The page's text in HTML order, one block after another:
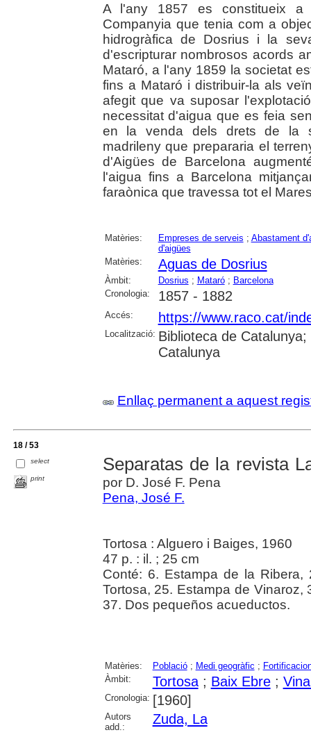
A l'any 1857 es constitueix a
Companyia que tenia com a
hidrogràfica de Dosrius i la
d'escripturar nombrosos acords
Mataró, a l'any 1859 la societat
fins a Mataró i distribuir-la als
afegit que va suposar
necessitat d'aigua que es feia
en la venda dels drets de la
madrileny que prepararia el
d'Aigües de Barcelona
l'aigua fins a Barcelona
faraònica que travessa tot el
Matèries: Empreses de serveis ; Abastament
d'aigües
Matèries:
Aguas de Dosrius
Àmbit: Dosrius ; Mataró; Barcelona
Cronologia:
1857 - 1882
Accés: https://www.raco.cat/
Localització: Biblioteca de
Catalunya
Enllaç permanent a aquest
18 / 53
select
print
Separatas de la revista
por D. José F. Pena
Pena, José F.
Tortosa : Alguero i Baiges, 1960
47 p. : il. ; 25 cm
Conté: 6. Estampa de la
Tortosa, 25. Estampa de Vinaroz,
37. Dos pequeños acueductos.
Matèries: Població; Medi geogràfic ;
Àmbit:
Tortosa; Baix Ebre;
Cronologia: [1960]
Autors
add.:
Zuda, La